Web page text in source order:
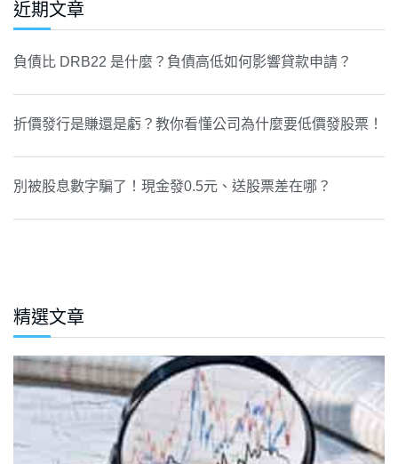
近期文章
負債比 DRB22 是什麼？負債高低如何影響貸款申請？
折價發行是賺還是虧？教你看懂公司為什麼要低價發股票！
別被股息數字騙了！現金發0.5元、送股票差在哪？
精選文章